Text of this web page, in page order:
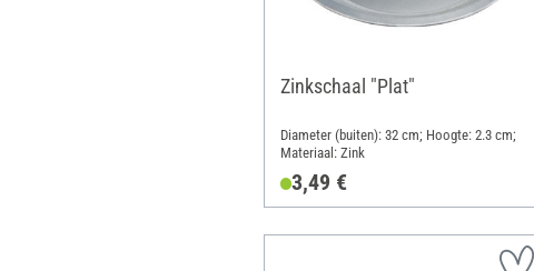
Zinkschaal "Plat"
Diameter (buiten): 32 cm; Hoogte: 2.3 cm;
Materiaal: Zink
3,49 €